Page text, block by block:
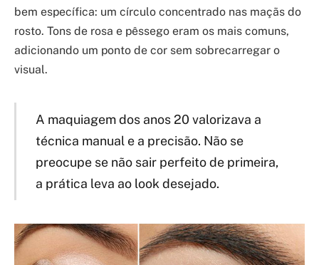
bem específica: um círculo concentrado nas maçãs do
rosto. Tons de rosa e pêssego eram os mais comuns,
adicionando um ponto de cor sem sobrecarregar o
visual.
A maquiagem dos anos 20 valorizava a
técnica manual e a precisão. Não se
preocupe se não sair perfeito de primeira,
a prática leva ao look desejado.